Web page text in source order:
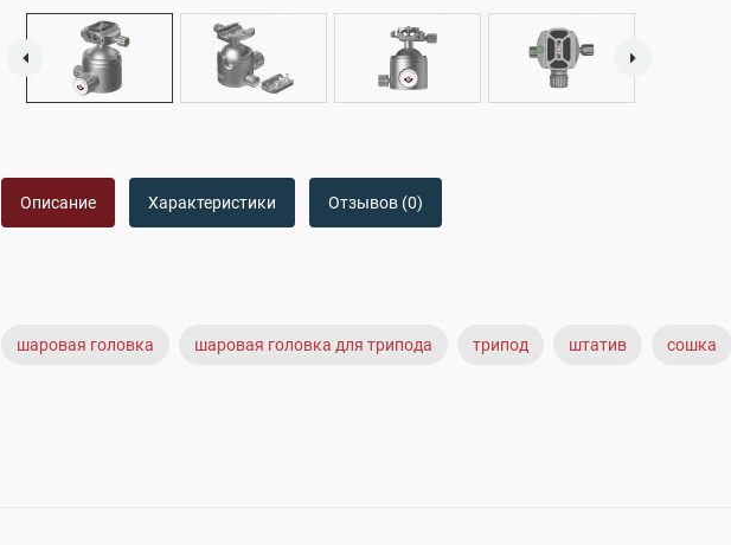
Описание Характеристики Отзывов (0)
шаровая головка шаровая головка для трипода трипод штатив сошка